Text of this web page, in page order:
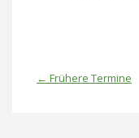
← Frühere Termine